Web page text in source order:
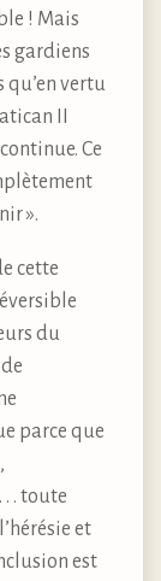
! Mais
gardiens
vertu
II
Ce
».
cette
du
parce que
. toute
et
est